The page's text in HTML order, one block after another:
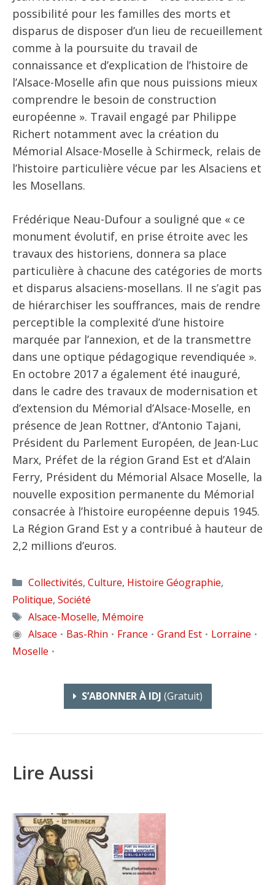
possibilité pour les familles des morts et
disparus de disposer d’un lieu de recueillement
comme à la poursuite du travail de
connaissance et d’explication de l’histoire de
l’Alsace-Moselle afin que nous puissions mieux
comprendre le besoin de construction
européenne ». Travail engagé par Philippe
Richert notamment avec la création du
Mémorial Alsace-Moselle à Schirmeck, relais de
l’histoire particulière vécue par les Alsaciens et
les Mosellans.
Frédérique Neau-Dufour a souligné que « ce
monument évolutif, en prise étroite avec les
travaux des historiens, donnera sa place
particulière à chacune des catégories de morts
et disparus alsaciens-mosellans. Il ne s’agit pas
de hiérarchiser les souffrances, mais de rendre
perceptible la complexité d’une histoire
marquée par l’annexion, et de la transmettre
dans une optique pédagogique revendiquée ».
En octobre 2017 a également été inauguré,
dans le cadre des travaux de modernisation et
d’extension du Mémorial d’Alsace-Moselle, en
présence de Jean Rottner, d’Antonio Tajani,
Président du Parlement Européen, de Jean-Luc
Marx, Préfet de la région Grand Est et d’Alain
Ferry, Président du Mémorial Alsace Moselle, la
nouvelle exposition permanente du Mémorial
consacrée à l’histoire européenne depuis 1945.
La Région Grand Est y a contribué à hauteur de
2,2 millions d’euros.
Catégories
Collectivités, Culture, Histoire Géographie,
Politique, Société
Étiquettes
Alsace-Moselle, Mémoire
◉ Alsace • Bas-Rhin • France • Grand Est • Lorraine •
Moselle •
S’ABONNER À IDJ (gratuit)
Lire Aussi